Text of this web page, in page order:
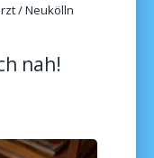
/ Neukölln
nah!